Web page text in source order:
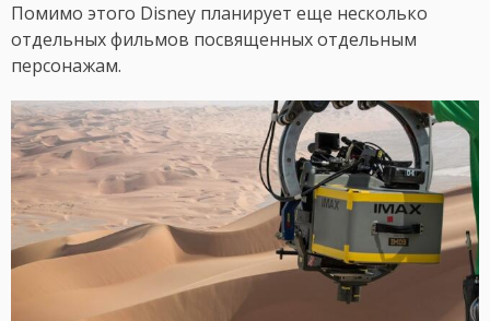
Помимо этого Disney планирует еще несколько
отдельных фильмов посвященных отдельным
персонажам.